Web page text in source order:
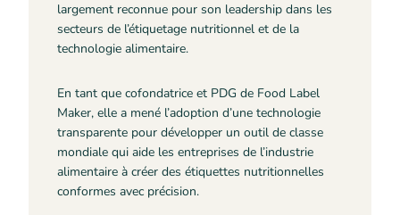
largement reconnue pour son leadership dans les
secteurs de l’étiquetage nutritionnel et de la
technologie alimentaire.
En tant que cofondatrice et PDG de Food Label
Maker, elle a mené l’adoption d’une technologie
transparente pour développer un outil de classe
mondiale qui aide les entreprises de l’industrie
alimentaire à créer des étiquettes nutritionnelles
conformes avec précision.